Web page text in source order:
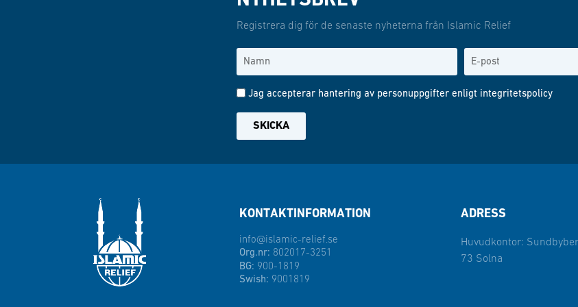
Registrera dig för de senaste nyheterna från Islamic Relief
Jag accepterar hantering av personuppgifter enligt integritetspolicy
SKICKA
KONTAKTINFORMATION
info@islamic-relief.se
Org.nr: 802017-3251
BG: 900-1819
Swish: 9001819
ADRESS
Huvudkontor:
73 Solna